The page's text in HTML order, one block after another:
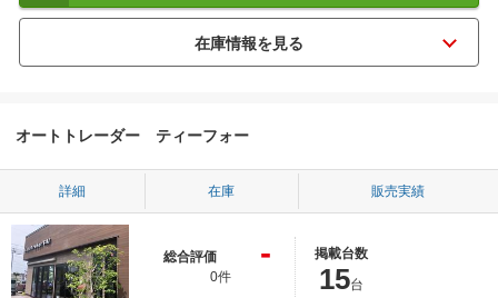
オートトレーダー ティーフォー
詳細 在庫 販売実績
総合評価 -
0件
掲載台数
15台